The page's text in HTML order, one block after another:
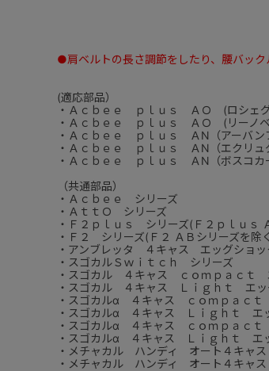
●肩ベルトの長さ調節をしたり、腰バッ
(適応部品）
・Ａｃｂｅｅ ｐｌｕｓ ＡＯ (ロシェ
・Ａｃｂｅｅ ｐｌｕｓ ＡＯ (リーノ
・Ａｃｂｅｅ ｐｌｕｓ ＡN（アーバン
・Ａｃｂｅｅ ｐｌｕｓ ＡN（エクリュ
・Ａｃｂｅｅ ｐｌｕｓ ＡN（ボスコカ
（共通部品）
・Ａｃｂｅｅ シリーズ
・ＡｔｔＯ シリーズ
・Ｆ２ｐｌｕｓ シリーズ(Ｆ２ｐｌｕｓ
・Ｆ２ シリーズ(Ｆ２ ＡＢシリーズを除く
・アンブレッタ ４キャス エッグショ
・スゴカルＳｗｉｔｃｈ シリーズ
・スゴカル ４キャス ｃｏｍｐａｃ
・スゴカル ４キャス Ｌｉｇｈｔ エッ
・スゴカルα ４キャス ｃｏｍｐａｃ
・スゴカルα ４キャス Ｌｉｇｈｔ エ
・スゴカルα ４キャス ｃｏｍｐａｃ
・スゴカルα ４キャス Ｌｉｇｈｔ エ
・メチャカル ハンディ オート４キャ
・メチャカル ハンディ オート４キャ